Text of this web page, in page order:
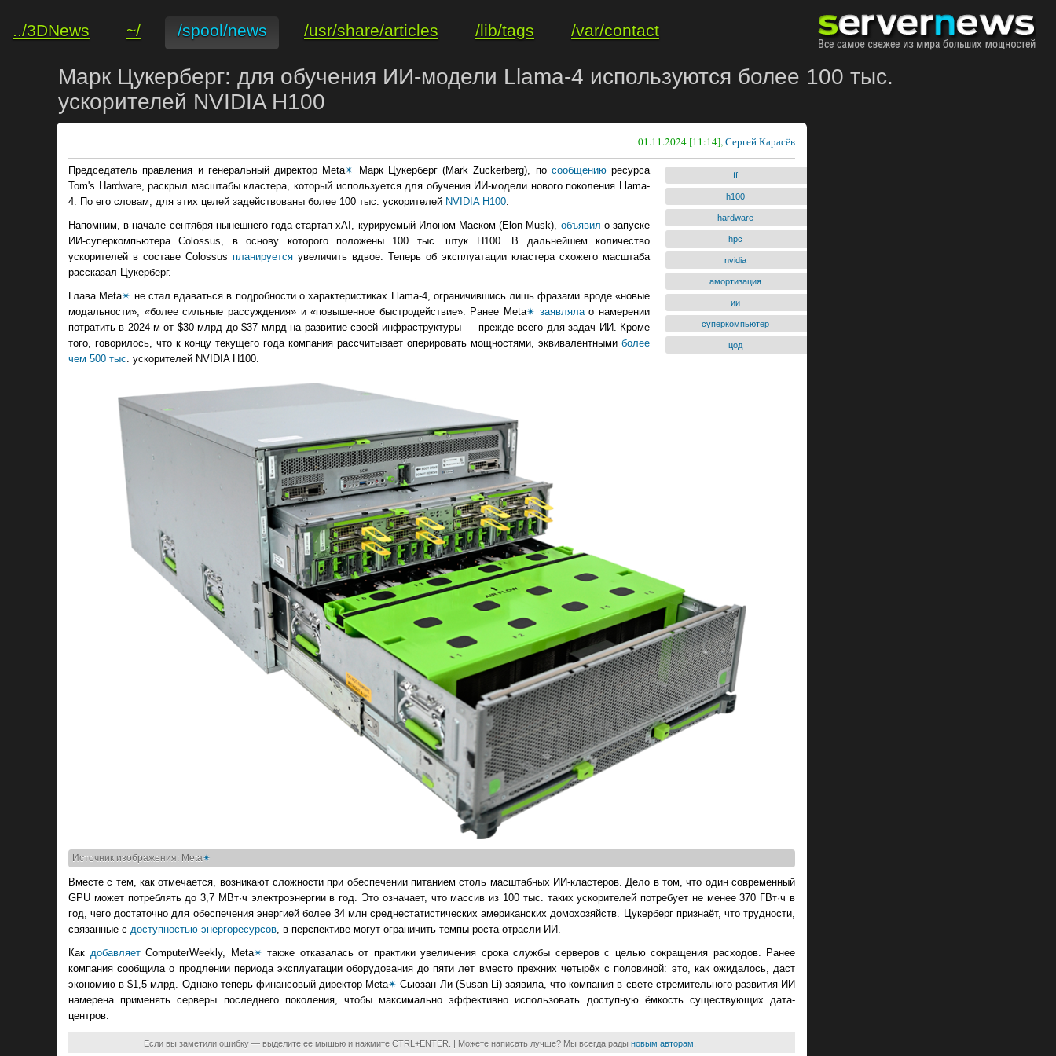
../3DNews ~/ /spool/news /usr/share/articles /lib/tags /var/contact
Марк Цукерберг: для обучения ИИ-модели Llama-4 используются более 100 тыс.
ускорителей NVIDIA H100
01.11.2024 [11:14],Сергей Карасёв
ff
h100
hardware
hpc
nvidia
амортизация
ии
суперкомпьютер
цод
Председатель правления и генеральный директор Meta✴ Марк Цукерберг (Mark Zuckerberg), по сообщениюресурса
Tom's Hardware, раскрыл масштабы кластера, который используется для обучения ИИ-модели нового поколения Llama-
4. По его словам, для этих целей задействованы более 100 тыс. ускорителей NVIDIA H100.
Напомним, в начале сентября нынешнего года стартап xAI, курируемый Илоном Маском (Elon Musk), объявил о запуске
ИИ-суперкомпьютера Colossus, в основу которого положены 100 тыс. штук H100. В дальнейшем количество
ускорителей в составе Colossus планируется увеличить вдвое. Теперь об эксплуатации кластера схожего масштаба
рассказал Цукерберг.
Глава Meta✴ не стал вдаваться в подробности о характеристиках Llama-4, ограничившись лишь фразами вроде «новые
модальности», «более сильные рассуждения» и «повышенное быстродействие». Ранее Meta✴ заявлялао намерении
потратить в 2024-м от $30 млрд до $37 млрд на развитие своей инфраструктуры — прежде всего для задач ИИ. Кроме
того, говорилось, что к концу текущего года компания рассчитывает оперировать мощностями, эквивалентными более
чем 500 тыс. ускорителей NVIDIA H100.
Источник изображения: Meta✴
Вместе с тем, как отмечается, возникают сложности при обеспечении питанием столь масштабных ИИ-кластеров. Дело в том, что один современный
GPU может потреблять до 3,7 МВт·ч электроэнергии в год. Это означает, что массив из 100 тыс. таких ускорителей потребует не менее 370 ГВт·ч в
год, чего достаточно для обеспечения энергией более 34 млн среднестатистических американских домохозяйств. Цукерберг признаёт, что трудности,
связанные с доступностью энергоресурсов , в перспективе могут ограничить темпы роста отрасли ИИ.
Как добавляетComputerWeekly, Meta✴ также отказалась от практики увеличения срока службы серверов с целью сокращения расходов. Ранее
компания сообщила о продлении периода эксплуатации оборудования до пяти лет вместо прежних четырёх с половиной: это, как ожидалось, даст
экономию в $1,5 млрд. Однако теперь финансовый директор Meta✴ Сьюзан Ли (Susan Li) заявила, что компания в свете стремительного развития ИИ
намерена применять серверы последнего поколения, чтобы максимально эффективно использовать доступную ёмкость существующих дата-
центров.
Если вы заметили ошибку — выделите ее мышью и нажмите CTRL+ENTER. | Можете написать лучше? Мы всегда рады новым авторам